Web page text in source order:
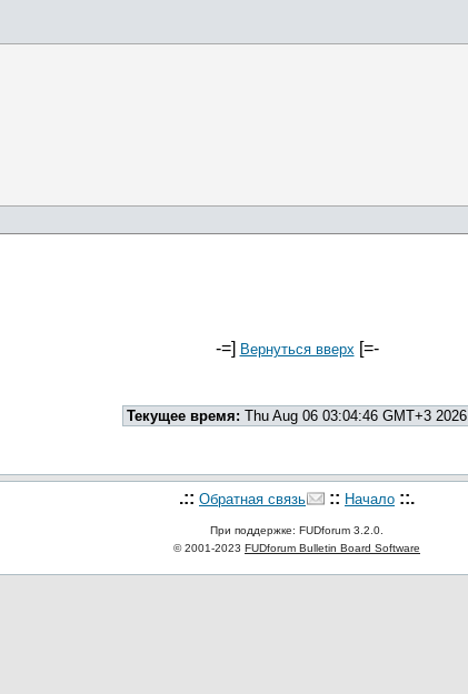
-=] Вернуться вверх [=-
Текущее время: Thu Aug 06 03:04:46 GMT+3 2026
.:: Обратная связь :: Начало ::.
При поддержке: FUDforum 3.2.0.
© 2001-2023 FUDforum Bulletin Board Software